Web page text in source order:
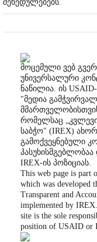
შეხედულებებს.
მოცემული ვებ
უნივერსალური
ნაწილია. ის
"მედია
რომელსაც
საბჭო" (IREX)
გამოქვეყნებული
IREX-ის პოზიციას.
This web page is part
which was developed
Transparent and
implemented by
site is the sole
position of USAID or